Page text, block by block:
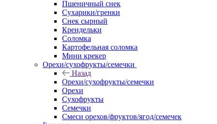
Пшеничный снек
Сухарики/гренки
Снек сырный
Крендельки
Соломка
Картофельная соломка
Мини крекер
Орехи/сухофрукты/семечки
Назад
Орехи/сухофрукты/семечки
Орехи
Сухофрукты
Семечки
Смеси орехов/фруктов/ягод/семечек